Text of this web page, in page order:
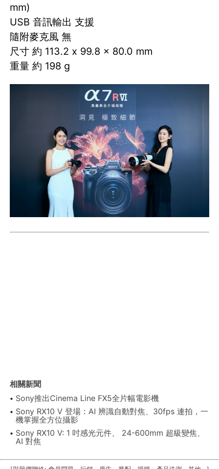
mm)
USB 音訊輸出 支援
隨附麥克風 無
尺寸 約 113.2 x 99.8 x 80.0 mm
重量 約 198 g
相關新聞
Sony推出Cinema Line FX5全片幅電影機
Sony RX10 V 登場：AI 辨識自動對焦、30fps 連拍，一
機掌握全方位攝影
Sony RX10 V: 1 吋感光元件、 24-600mm 超級變焦、
AI 對焦